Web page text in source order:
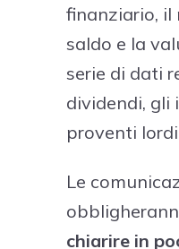
finanziario, il
saldo e la
serie di dati
dividendi, gli
proventi
Le
chiarire in